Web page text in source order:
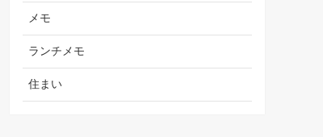
メモ
ランチメモ
住まい